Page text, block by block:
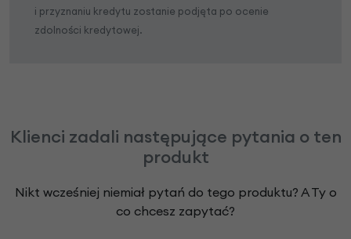
i przyznaniu kredytu zostanie podjęta po ocenie
zdolności kredytowej.
Klienci zadali następujące pytania o ten
produkt
Nikt wcześniej niemiał pytań do tego produktu? A Ty o
co chcesz zapytać?